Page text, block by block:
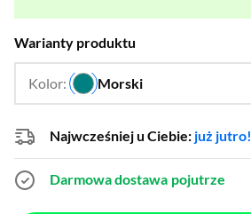
Warianty produktu
Kolor: Morski
Najwcześniej u Ciebie: już jutro!
Darmowa dostawa pojutrze